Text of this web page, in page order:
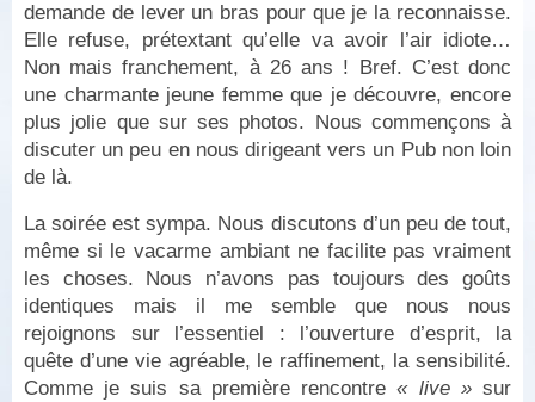
demande de lever un bras pour que je la reconnaisse.
Elle refuse, prétextant qu’elle va avoir l’air idiote…
Non mais franchement, à 26 ans ! Bref. C’est donc
une charmante jeune femme que je découvre, encore
plus jolie que sur ses photos. Nous commençons à
discuter un peu en nous dirigeant vers un Pub non loin
de là.
La soirée est sympa. Nous discutons d’un peu de tout,
même si le vacarme ambiant ne facilite pas vraiment
les choses. Nous n’avons pas toujours des goûts
identiques mais il me semble que nous nous
rejoignons sur l’essentiel : l’ouverture d’esprit, la
quête d’une vie agréable, le raffinement, la sensibilité.
Comme je suis sa première rencontre« live »sur